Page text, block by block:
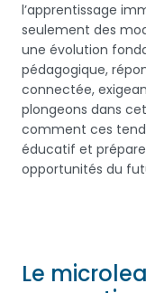
l’apprentissage
seulement des
une évolution
pédagogique,
connectée,
plongeons dans
comment ces
éducatif et
opportunités du
Le